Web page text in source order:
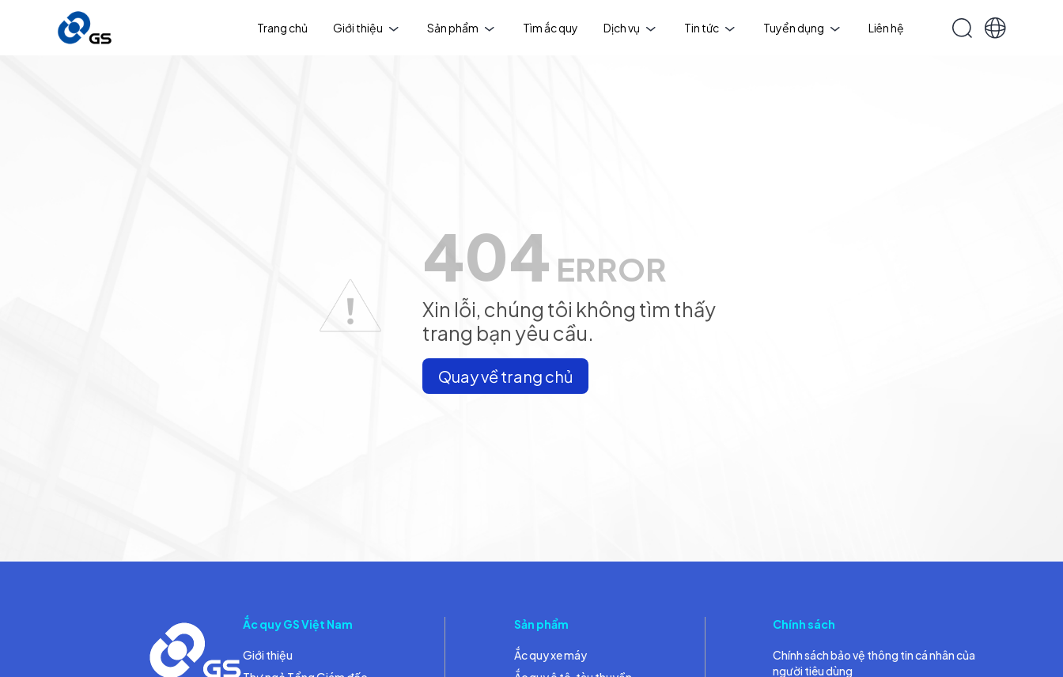
Trang chủ Giới thiệu Sản phẩm Tìm ắc quy Dịch vụ Tin tức Tuyển dụng Liên hệ
404 ERROR
Xin lỗi, chúng tôi không tìm thấy
trang bạn yêu cầu.
Quay về trang chủ
Ắc quy GS Việt Nam
Giới thiệu
Sản phẩm
Ắc quy xe máy
Chính sách
Chính sách bảo vệ thông tin cá nhân của
người tiêu dùng